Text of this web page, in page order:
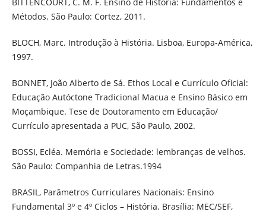
Métodos. São Paulo: Cortez, 2011.
BLOCH, Marc. Introdução à História. Lisboa, Europa-América,
1997.
BONNET, João Alberto de Sá. Ethos Local e Currículo Oficial:
Educação Autóctone Tradicional Macua e Ensino Básico em
Moçambique. Tese de Doutoramento em Educação/
Currículo apresentada a PUC, São Paulo, 2002.
BOSSI, Ecléa. Memória e Sociedade: lembranças de velhos.
São Paulo: Companhia de Letras.1994
BRASIL, Parâmetros Curriculares Nacionais: Ensino
Fundamental 3º e 4º Ciclos – História. Brasília: MEC/SEF,